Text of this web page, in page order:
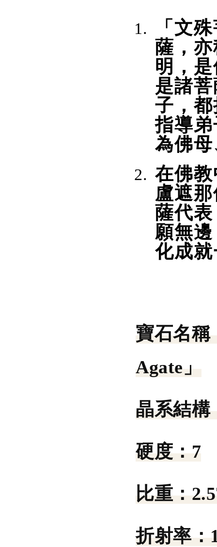
「文
薩，
明，
是諸
子，
指導
為佛
在佛
盧遮
薩代
願無
化成
寶石名稱
Agate」
晶系結構
硬度： 7
比重：
折射率：